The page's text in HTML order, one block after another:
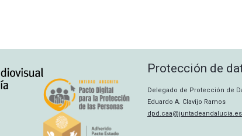
Protección de
Delegado de Protección de
Eduardo A. Clavijo Ramos
dpd.caa@juntadeandalucia.es